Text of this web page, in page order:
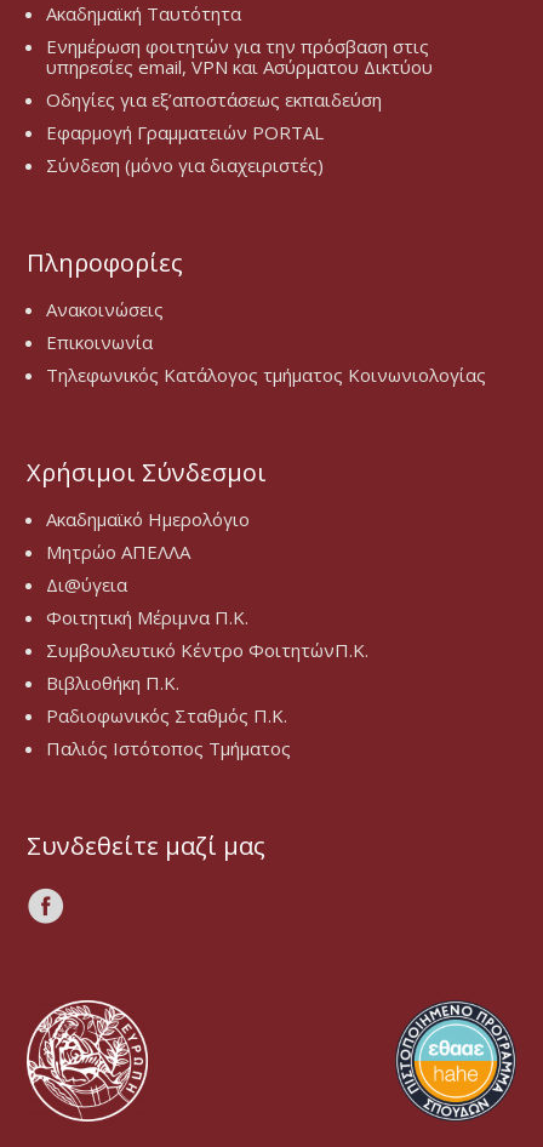
Ακαδημαϊκή Ταυτότητα
Ενημέρωση φοιτητών για την πρόσβαση στις
υπηρεσίες email, VPN και Ασύρματου Δικτύου
Οδηγίες για εξ’αποστάσεως εκπαιδεύση
Εφαρμογή Γραμματειών PORTAL
Σύνδεση (μόνο για διαχειριστές)
Πληροφορίες
Ανακοινώσεις
Επικοινωνία
Τηλεφωνικός Κατάλογος τμήματος Κοινωνιολογίας
Χρήσιμοι Σύνδεσμοι
Ακαδημαϊκό Ημερολόγιο
Μητρώο ΑΠΕΛΛΑ
Δι@ύγεια
Φοιτητική Μέριμνα Π.Κ.
Συμβουλευτικό Κέντρο ΦοιτητώνΠ.Κ.
Βιβλιοθήκη Π.Κ.
Ραδιοφωνικός Σταθμός Π.Κ.
Παλιός Ιστότοπος Τμήματος
Συνδεθείτε μαζί μας